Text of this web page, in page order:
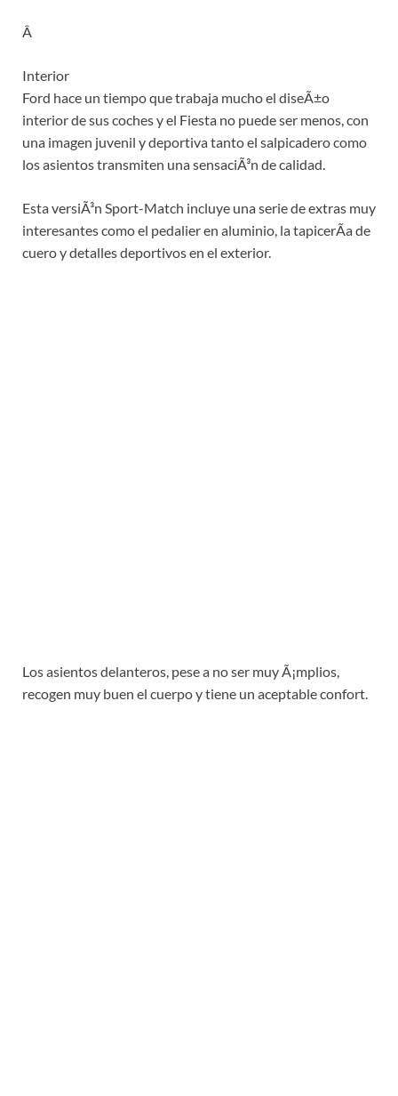
Â
Interior
Ford hace un tiempo que trabaja mucho el diseÃ±o
interior de sus coches y el Fiesta no puede ser menos, con
una imagen juvenil y deportiva tanto el salpicadero como
los asientos transmiten una sensaciÃ³n de calidad.
Esta versiÃ³n Sport-Match incluye una serie de extras muy
interesantes como el pedalier en aluminio, la tapicerÃ­a de
cuero y detalles deportivos en el exterior.
Los asientos delanteros, pese a no ser muy Ã¡mplios,
recogen muy buen el cuerpo y tiene un aceptable confort.